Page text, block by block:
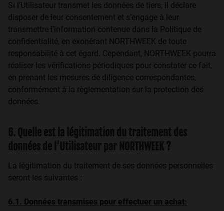
Si l’Utilisateur transmet les données de tiers, il déclare
disposer de leur consentement et s’engage à leur
transmettre l’information contenue dans la Politique de
confidentialité, en exonérant NORTHWEEK de toute
responsabilité à cet égard. Cependant, NORTHWEEK pourra
réaliser les vérifications périodiques pour constater ce fait,
en prenant les mesures de diligence correspondantes,
conformément à la règlementation sur la protection des
données.
6. Quelle est la légitimation du traitement des
données de l’Utilisateur par NORTHWEEK ?
La légitimation du traitement de ses données personnelles
seront les suivantes :
6.1. Données transmises pour effectuer un achat: